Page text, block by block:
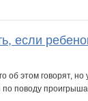
если
об этом говорят,
поводу